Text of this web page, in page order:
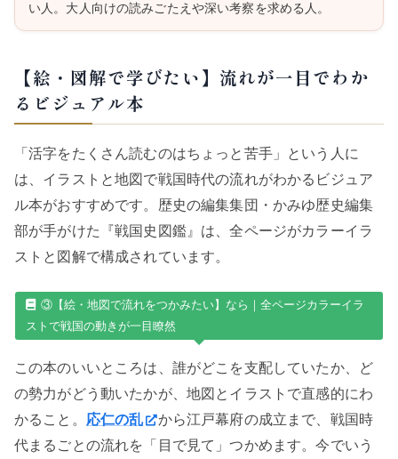
い人。大人向けの読みごたえや深い考察を求める人。
【絵・図解で学びたい】流れが一目でわか
るビジュアル本
「活字をたくさん読むのはちょっと苦手」という人に
は、イラストと地図で戦国時代の流れがわかるビジュア
ル本がおすすめです。歴史の編集集団・かみゆ歴史編集
部が手がけた『戦国史図鑑』は、全ページがカラーイラ
ストと図解で構成されています。
③【絵・地図で流れをつかみたい】なら｜全ページカラーイラ
ストで戦国の動きが一目瞭然
この本のいいところは、誰がどこを支配していたか、ど
の勢力がどう動いたかが、地図とイラストで直感的にわ
かること。 応仁の乱
から江戸幕府の成立まで、戦国時
代まるごとの流れを「目で見て」つかめます。今でいう